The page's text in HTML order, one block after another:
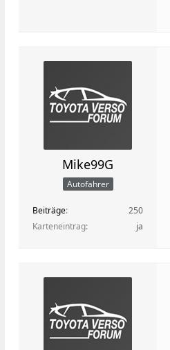
Mike99G
Autofahrer
Beiträge
250
Karteneintrag
ja